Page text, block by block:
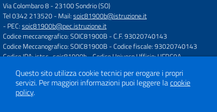
Via Colombaro 8-23100 Sondrio (SO)
Tel 0342 213520- Mail:soic81900b@istruzione.it
- PEC:soic81900b@pec.istruzione.it
Codice meccanografico: SOIC81900B - C.F. 93020740143
Codice Meccanografico: SOIC81900B - Codice fiscale: 93020740143
Codice IPA: istsc_soic81900b- Codice Univoco Ufficio: UFRC9A
Concept & Design by
Designers Italia
Questo sito utilizza cookie tecnici per erogare i propri
servizi. Per maggiori informazioni puoi leggere lacookie
policy.